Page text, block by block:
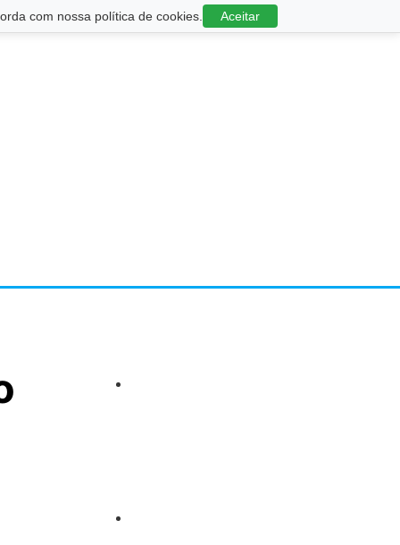
com nossa política de cookies. Aceitar